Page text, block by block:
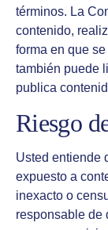
términos. La
contenido,
forma en que
también puede
publica
Riesgo
Usted entiende
expuesto a
inexacto o
responsable de